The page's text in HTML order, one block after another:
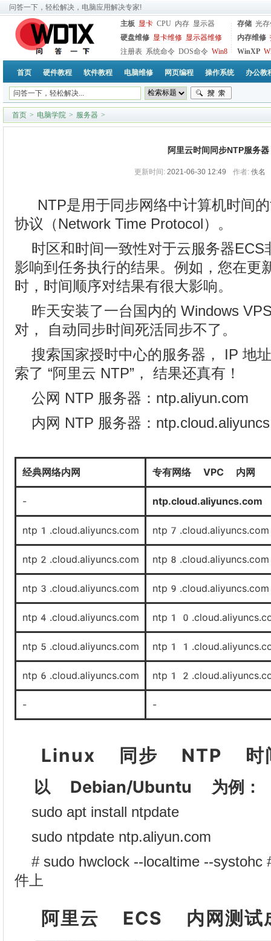
问答一下，轻松解决，电脑应用解决专家!
主板 显卡 CPU 内存 显示器
硬盘维修 显卡维修 显示器维修
注册表 系统命令 DOS命令 Win8
存储 光
内存维修
WinXP
首页 硬件教程 软件教程 电脑维修 网页编程 操作系统 办公教
首页 > 电脑学院 > 服务器 >
阿里云时间同步NTP服务器
更新时间: 2021-06-30 12:49 作者: 佚名
NTP是用于同步网络中计算机时间
协议（Network Time Protocol）。
时区和时间一致性对于云服务器ECS
影响到任务执行的结果。例如，您在更
时，时间顺序对结果有很大影响。
昨天安装了一台国内的 Windows
对， 自动同步时间死活同步不了。
搜索国家授时中心的服务器， IP 地
索了 “阿里云 NTP”， 结果还真有！
公网 NTP 服务器：ntp.aliyun.com
内网 NTP 服务器：
经典网络内网 专有网络 VPC 内网
- ntp.cloud.aliyuncs.com
ntp1.cloud.aliyuncs.com ntp7.cloud.aliyuncs.com
ntp2.cloud.aliyuncs.com ntp8.cloud.aliyuncs.com
ntp3.cloud.aliyuncs.com ntp9.cloud.aliyuncs.com
ntp4.cloud.aliyuncs.com
ntp5.cloud.aliyuncs.com
ntp6.cloud.aliyuncs.com
- -
Linux 同步 NTP 时
以 Debian/Ubuntu 为例：
sudo apt install ntpdate
sudo ntpdate ntp.aliyun.com
# sudo hwclock --localtime --systohc
件上
阿里云 ECS 内网测试